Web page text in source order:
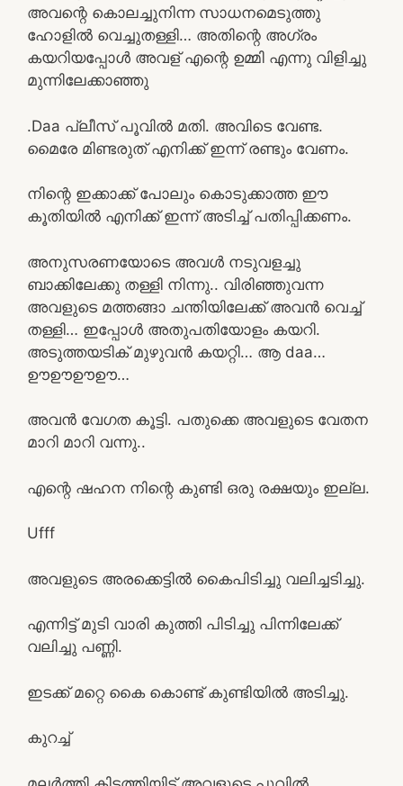
അവന്റെ കൊലച്ചുനിന്ന സാധനമെടുത്തു
ഹോളിൽ വെച്ചുതള്ളി… അതിന്റെ അഗ്രം
കയറിയപ്പോൾ അവള് എന്റെ ഉമ്മി എന്നു വിളിച്ചു
മുന്നിലേക്കാഞ്ഞു
.Daa പ്ലീസ് പൂവിൽ മതി. അവിടെ വേണ്ട.
മൈരേ മിണ്ടരുത് എനിക്ക് ഇന്ന് രണ്ടും വേണം.
നിന്റെ ഇക്കാക്ക് പോലും കൊടുക്കാത്ത ഈ
കൂതിയില്‍ എനിക്ക് ഇന്ന് അടിച്ച് പതിപ്പിക്കണം.
അനുസരണയോടെ അവൾ നടുവളച്ചു
ബാക്കിലേക്കു തള്ളി നിന്നു.. വിരിഞ്ഞുവന്ന
അവളുടെ മത്തങ്ങാ ചന്തിയിലേക്ക് അവൻ വെച്ച്
തള്ളി… ഇപ്പോൾ അതുപതിയോളം കയറി.
അടുത്തയടിക് മുഴുവൻ കയറ്റി… ആ daa…
ഊഊഊഊ…
അവൻ വേഗത കൂട്ടി. പതുക്കെ അവളുടെ വേതന
മാറി മാറി വന്നു..
എന്റെ ഷഹന നിന്റെ കുണ്ടി ഒരു രക്ഷയും ഇല്ല.
Ufff
അവളുടെ അരക്കെട്ടിൽ കൈപിടിച്ചു വലിച്ചടിച്ചു.
എന്നിട്ട് മുടി വാരി കുത്തി പിടിച്ചു പിന്നിലേക്ക്
വലിച്ചു പണ്ണി.
ഇടക്ക് മറ്റെ കൈ കൊണ്ട്‌ കുണ്ടിയില്‍ അടിച്ചു.
കുറച്ച്